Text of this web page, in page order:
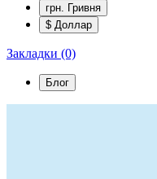
грн. Гривня
$ Доллар
Закладки (0)
Блог